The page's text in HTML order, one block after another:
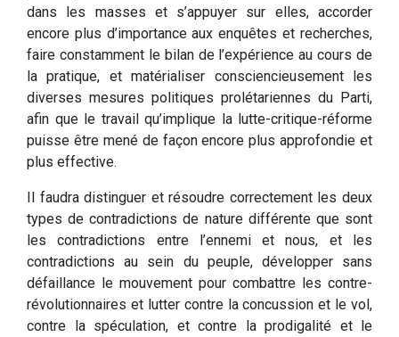
dans les masses et s’appuyer sur elles, accorder
encore plus d’importance aux enquêtes et recherches,
faire constamment le bilan de l’expérience au cours de
la pratique, et matérialiser consciencieusement les
diverses mesures politiques prolétariennes du Parti,
afin que le travail qu’implique la lutte-critique-réforme
puisse être mené de façon encore plus approfondie et
plus effective.
Il faudra distinguer et résoudre correctement les deux
types de contradictions de nature différente que sont
les contradictions entre l’ennemi et nous, et les
contradictions au sein du peuple, développer sans
défaillance le mouvement pour combattre les contre-
révolutionnaires et lutter contre la concussion et le vol,
contre la spéculation, et contre la prodigalité et le